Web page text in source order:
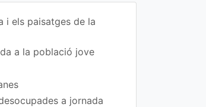
i els paisatges de la
a la població jove
a jornada